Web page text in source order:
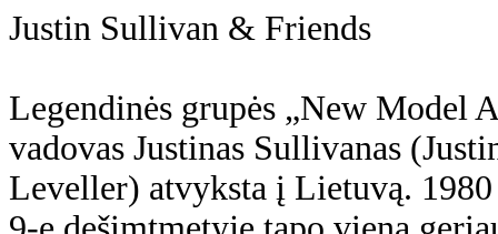
Justin Sullivan & Friends
Legendinės grupės „New Model
vadovas Justinas Sullivanas
Leveller) atvyksta į Lietuvą.